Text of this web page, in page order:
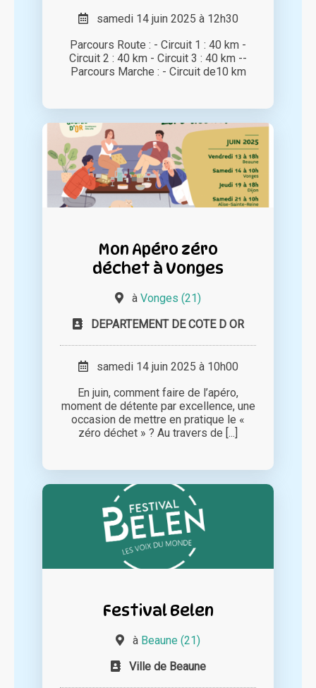
samedi 14 juin 2025 à 12h30
Parcours Route : - Circuit 1 : 40 km -
Circuit 2 : 40 km - Circuit 3 : 40 km --
Parcours Marche : - Circuit de10 km
Mon Apéro zéro
déchet à Vonges
à Vonges (21)
DEPARTEMENT DE COTE D OR
samedi 14 juin 2025 à 10h00
En juin, comment faire de l’apéro,
moment de détente par excellence, une
occasion de mettre en pratique le «
zéro déchet » ? Au travers de [...]
Festival Belen
à Beaune (21)
Ville de Beaune